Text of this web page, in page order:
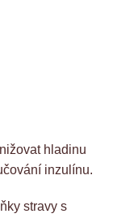
hladinu
inzulínu.
stravy s